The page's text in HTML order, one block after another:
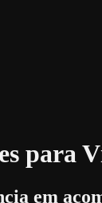
para
em